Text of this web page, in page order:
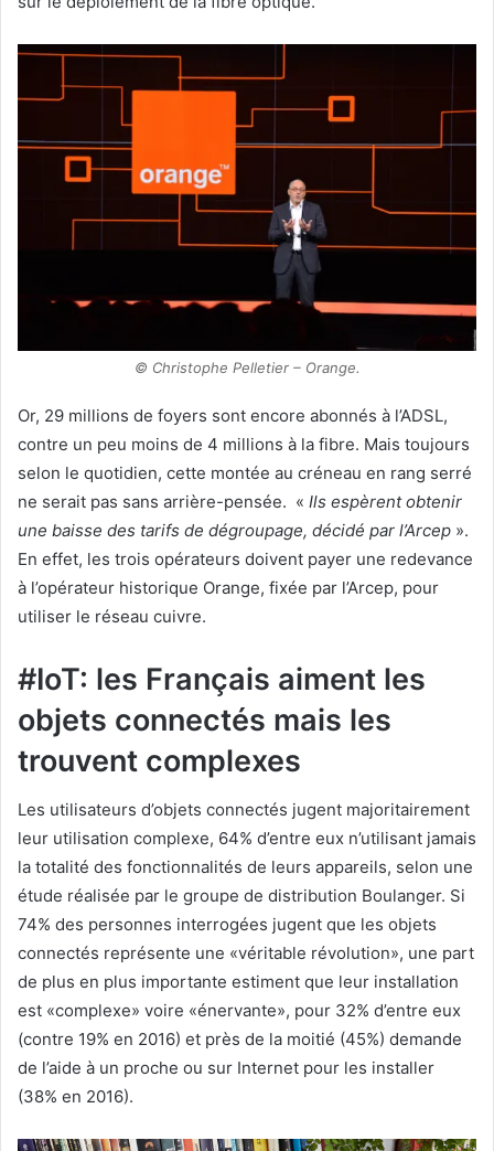
© Christophe Pelletier – Orange.
Or, 29 millions de foyers sont encore abonnés à l’ADSL,
contre un peu moins de 4 millions à la fibre. Mais toujours
selon le quotidien, cette montée au créneau en rang serré
ne serait pas sans arrière-pensée. « Ils espèrent obtenir
une baisse des tarifs de dégroupage, décidé par l’Arcep ».
En effet, les trois opérateurs doivent payer une redevance
à l’opérateur historique Orange, fixée par l’Arcep, pour
utiliser le réseau cuivre.
#IoT: les Français aiment les
objets connectés mais les
trouvent complexes
Les utilisateurs d’objets connectés jugent majoritairement
leur utilisation complexe, 64% d’entre eux n’utilisant jamais
la totalité des fonctionnalités de leurs appareils, selon une
étude réalisée par le groupe de distribution Boulanger. Si
74% des personnes interrogées jugent que les objets
connectés représente une «véritable révolution», une part
de plus en plus importante estiment que leur installation
est «complexe» voire «énervante», pour 32% d’entre eux
(contre 19% en 2016) et près de la moitié (45%) demande
de l’aide à un proche ou sur Internet pour les installer
(38% en 2016).